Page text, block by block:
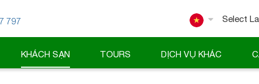
797
KHÁCH SẠN TOURS DỊCH VỤ KHÁC